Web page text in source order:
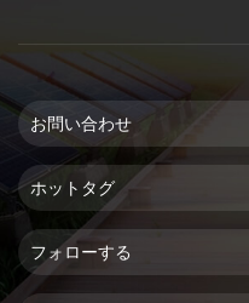
お問い合わせ
ホットタグ
フォローする